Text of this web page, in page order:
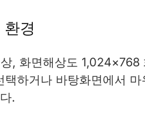
경
, 화면해상도 1,024×768
하거나 바탕화면에서
.